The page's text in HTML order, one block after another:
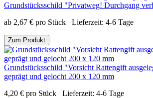
Grundstücksschild "Privatweg! Durchgang
ab 2,67 € pro Stück Lieferzeit: 4-6 Tage
Zum Produkt
Grundstücksschild "Vorsicht Rattengift
geprägt und gelocht 200 x 120 mm
4,20 € pro Stück Lieferzeit: 4-6 Tage